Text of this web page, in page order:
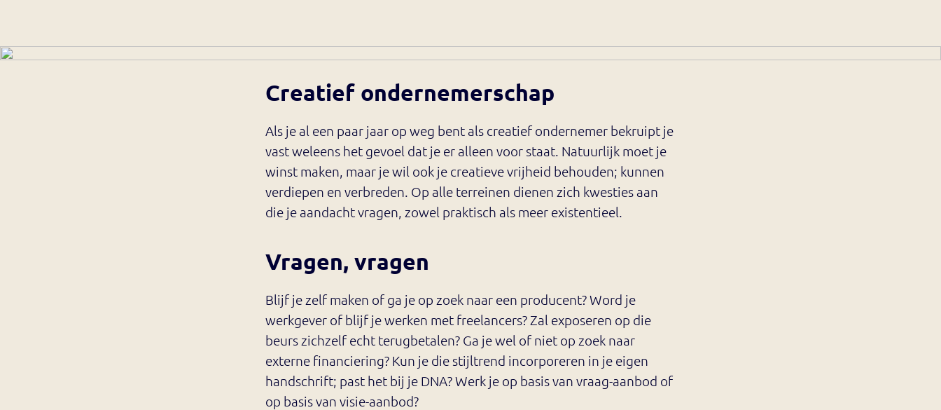
Creatief ondernemerschap
Als je al een paar jaar op weg bent als creatief ondernemer bekruipt je
vast weleens het gevoel dat je er alleen voor staat. Natuurlijk moet je
winst maken, maar je wil ook je creatieve vrijheid behouden; kunnen
verdiepen en verbreden. Op alle terreinen dienen zich kwesties aan
die je aandacht vragen, zowel praktisch als meer existentieel.
Vragen, vragen
Blijf je zelf maken of ga je op zoek naar een producent? Word je
werkgever of blijf je werken met freelancers? Zal exposeren op die
beurs zichzelf echt terugbetalen? Ga je wel of niet op zoek naar
externe financiering? Kun je die stijltrend incorporeren in je eigen
handschrift; past het bij je DNA? Werk je op basis van vraag-aanbod of
op basis van visie-aanbod?